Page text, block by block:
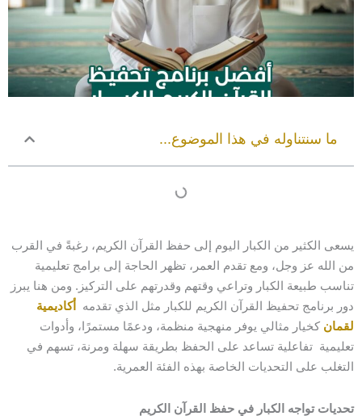
ما سنتناوله في هذا الموضوع...
يسعى الكثير من الكبار اليوم إلى حفظ القرآن الكريم، رغبةً في القرب
من الله عز وجل، ومع تقدم العمر، تظهر الحاجة إلى برامج تعليمية
تناسب طبيعة الكبار وتراعي وقتهم وقدرتهم على التركيز. ومن هنا يبرز
دور برنامج تحفيظ القرآن الكريم للكبار مثل الذي تقدمه
أكاديمية
لقمان كخيار مثالي يوفر منهجية منظمة، ودعمًا مستمرًا، وأدوات
تعليمية تفاعلية تساعد على الحفظ بطريقة سهلة ومرنة، تسهم في
التغلب على التحديات الخاصة بهذه الفئة العمرية.
تحديات تواجه الكبار في حفظ القرآن الكريم